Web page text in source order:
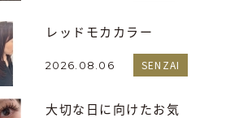
レッドモカカラー
2026.08.06 SENZAI
大切な日に向けたお気